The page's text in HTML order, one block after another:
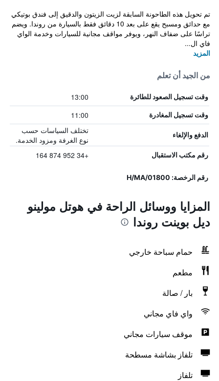
تم تحويل هذه الطاحونة السابقة لزيت الزيتون والدقيق إلى فندق بوتيكي
مع حدائق ومسبح يقع على بعد 10 دقائق فقط بالسيارة من روندا. ويضم
تراسًا على ضفاف النهر، ويوفر مواقف مجانية للسيارات وخدمة الواي
فاي ال...
المزيد
من الجيد أن تعلم
وقت تسجيل الصعود للطائرة 13:00
وقت تسجيل المغادرة 11:00
الدفع والإلغاء
تختلف السياسات حسب
نوع الغرفة ومزود الخدمة.
رقم مكتب الاستقبال +34 952 874 164
رقم الرخصة: H/MA/01800
المزايا ووسائل الراحة في هوتل مولينو
ديل بوينت روندا
حمام سباحة خارجي
مطعم
بار / صالة
واي فاي مجاني
موقف سيارات مجاني
تلفاز بشاشة مسطحة
تلفاز